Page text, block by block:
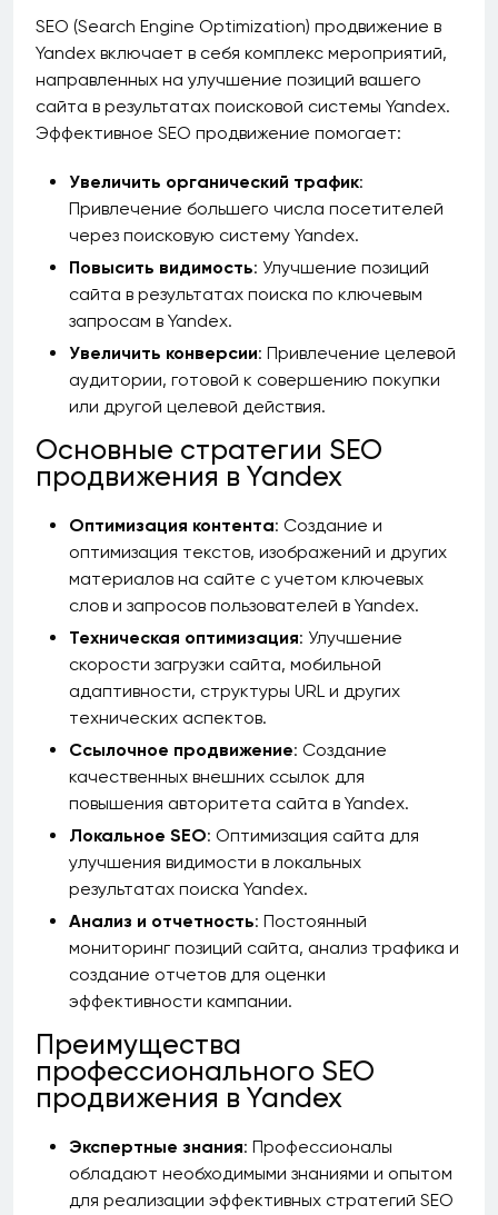
SEO (Search Engine Optimization) продвижение в
Yandex включает в себя комплекс мероприятий,
направленных на улучшение позиций вашего
сайта в результатах поисковой системы Yandex.
Эффективное SEO продвижение помогает:
Увеличить органический трафик:
Привлечение большего числа посетителей
через поисковую систему Yandex.
Повысить видимость: Улучшение позиций
сайта в результатах поиска по ключевым
запросам в Yandex.
Увеличить конверсии: Привлечение целевой
аудитории, готовой к совершению покупки
или другой целевой действия.
Основные стратегии SEO
продвижения в Yandex
Оптимизация контента: Создание и
оптимизация текстов, изображений и других
материалов на сайте с учетом ключевых
слов и запросов пользователей в Yandex.
Техническая оптимизация: Улучшение
скорости загрузки сайта, мобильной
адаптивности, структуры URL и других
технических аспектов.
Ссылочное продвижение: Создание
качественных внешних ссылок для
повышения авторитета сайта в Yandex.
Локальное SEO: Оптимизация сайта для
улучшения видимости в локальных
результатах поиска Yandex.
Анализ и отчетность: Постоянный
мониторинг позиций сайта, анализ трафика и
создание отчетов для оценки
эффективности кампании.
Преимущества
профессионального SEO
продвижения в Yandex
Экспертные знания: Профессионалы
обладают необходимыми знаниями и опытом
для реализации эффективных стратегий SEO